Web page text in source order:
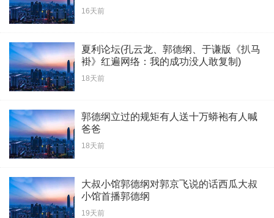
16天前
夏利论坛(孔云龙、郭德纲、于谦版《扒马
褂》红遍网络：我的成功没人敢复制)
18天前
郭德纲立过的规矩有人送十万蟒袍有人喊
爸爸
18天前
大叔小馆郭德纲对郭京飞说的话西瓜大叔
小馆首播郭德纲
19天前